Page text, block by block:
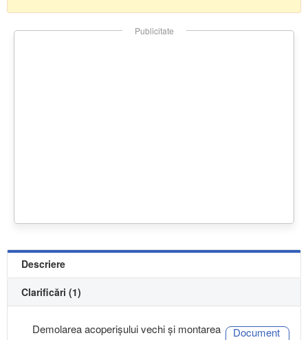
Publicitate
Descriere
Clarificări (1)
Demolarea acoperișului vechi și montarea
Document